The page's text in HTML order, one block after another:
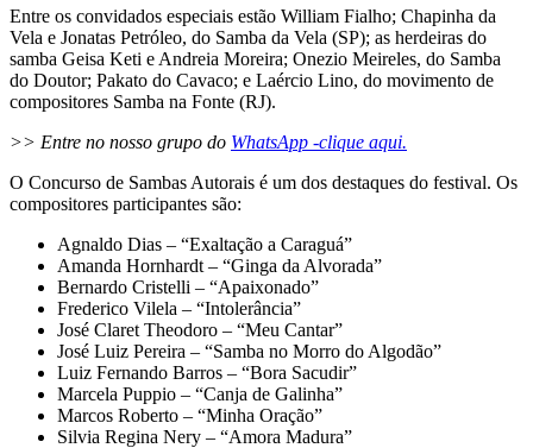
Entre os convidados especiais estão William Fialho; Chapinha da
Vela e Jonatas Petróleo, do Samba da Vela (SP); as herdeiras do
samba Geisa Keti e Andreia Moreira; Onezio Meireles, do Samba
do Doutor; Pakato do Cavaco; e Laércio Lino, do movimento de
compositores Samba na Fonte (RJ).
>> Entre no nosso grupo do WhatsApp -clique aqui.
O Concurso de Sambas Autorais é um dos destaques do festival. Os
compositores participantes são:
Agnaldo Dias – “Exaltação a Caraguá”
Amanda Hornhardt – “Ginga da Alvorada”
Bernardo Cristelli – “Apaixonado”
Frederico Vilela – “Intolerância”
José Claret Theodoro – “Meu Cantar”
José Luiz Pereira – “Samba no Morro do Algodão”
Luiz Fernando Barros – “Bora Sacudir”
Marcela Puppio – “Canja de Galinha”
Marcos Roberto – “Minha Oração”
Silvia Regina Nery – “Amora Madura”